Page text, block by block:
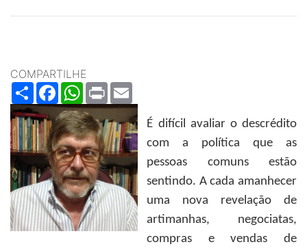
COMPARTILHE
ShareFacebookWhatsApp
Print
É difícil avaliar o descrédito
com a política que as
pessoas comuns estão
sentindo. A cada amanhecer
uma nova revelação de
artimanhas, negociatas,
compras e vendas de